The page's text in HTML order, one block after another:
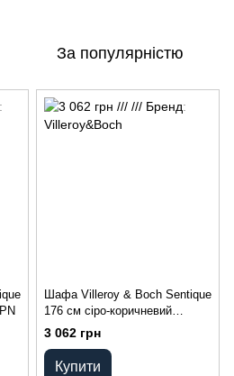
За популярністю
Шафа Villeroy & Boch Sentique
176 см сіро-коричневий
A85700N9
3 062 грн
Купити